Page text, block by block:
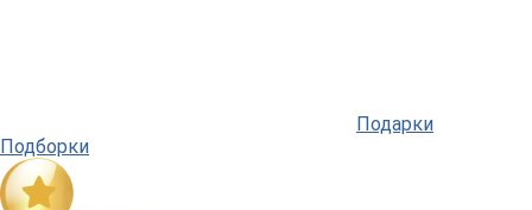
Подарки
Подборки